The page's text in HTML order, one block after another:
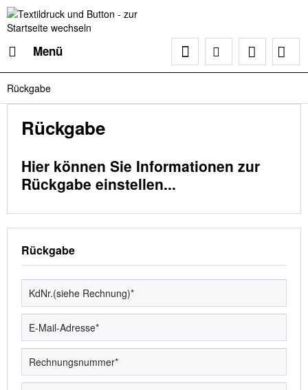
Menü
Rückgabe
Rückgabe
Hier können Sie Informationen zur
Rückgabe einstellen...
Rückgabe